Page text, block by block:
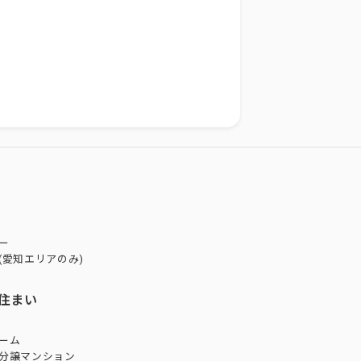
知エリアのみ)
まい
ム
譲マンション